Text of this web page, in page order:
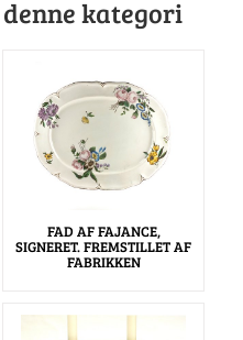
kategori
FAD AF FAJANCE,
SIGNERET. FREMSTILLET AF
FABRIKKEN